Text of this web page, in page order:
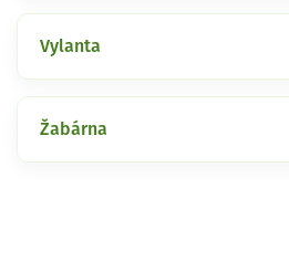
Vylanta
Žabárna